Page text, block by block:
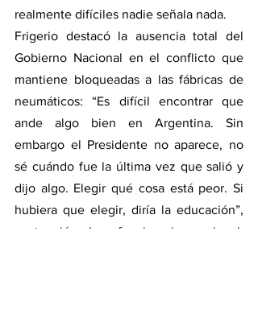
realmente difíciles nadie señala nada.
Frigerio destacó la ausencia total del
Gobierno Nacional en el conflicto que
mantiene bloqueadas a las fábricas de
neumáticos: “Es difícil encontrar que
ande algo bien en Argentina. Sin
embargo el Presidente no aparece, no
sé cuándo fue la última vez que salió y
dijo algo. Elegir qué cosa está peor. Si
hubiera que elegir, diría la educación”,
sentenció el exfuncionario nacional,